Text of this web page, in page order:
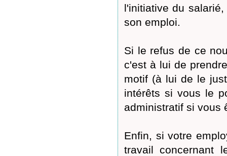
l'initiative du
son emploi.
Si le refus de ce
c'est à lui de
motif (à lui de le
intérêts si vous le
administratif si vous
Enfin, si votre
travail concernant